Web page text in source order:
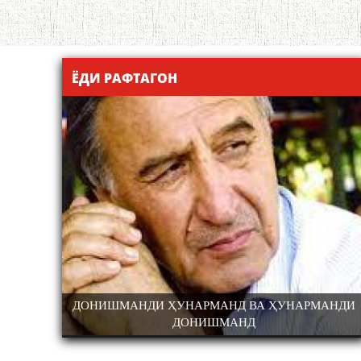
ЁДИ РАФТАГОН
САРНАВИШТИ ЯК ХАЛҚ САДРИДДИН АЙНӢ